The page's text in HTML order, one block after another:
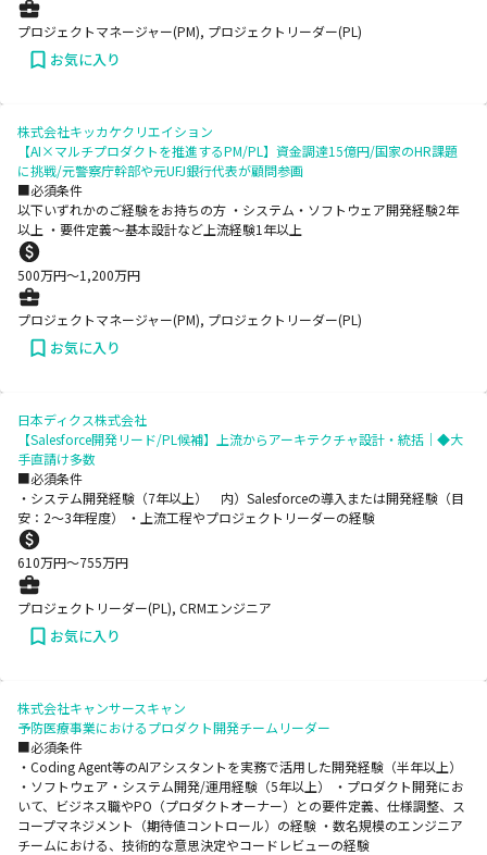
プロジェクトマネージャー(PM), プロジェクトリーダー(PL)
お気に入り
株式会社キッカケクリエイション
【AI×マルチプロダクトを推進するPM/PL】資金調達15億円/国家のHR課題
に挑戦/元警察庁幹部や元UFJ銀行代表が顧問参画
■必須条件
以下いずれかのご経験をお持ちの方 ・システム・ソフトウェア開発経験2年
以上 ・要件定義～基本設計など上流経験1年以上
500万円〜1,200万円
プロジェクトマネージャー(PM), プロジェクトリーダー(PL)
お気に入り
日本ディクス株式会社
【Salesforce開発リード/PL候補】上流からアーキテクチャ設計・統括｜◆大
手直請け多数
■必須条件
・システム開発経験（7年以上） 内）Salesforceの導入または開発経験（目
安：2～3年程度） ・上流工程やプロジェクトリーダーの経験
610万円〜755万円
プロジェクトリーダー(PL), CRMエンジニア
お気に入り
株式会社キャンサースキャン
予防医療事業におけるプロダクト開発チームリーダー
■必須条件
・Coding Agent等のAIアシスタントを実務で活用した開発経験（半年以上）
・ソフトウェア・システム開発/運用経験（5年以上） ・プロダクト開発にお
いて、ビジネス職やPO（プロダクトオーナー）との要件定義、仕様調整、ス
コープマネジメント（期待値コントロール）の経験 ・数名規模のエンジニア
チームにおける、技術的な意思決定やコードレビューの経験